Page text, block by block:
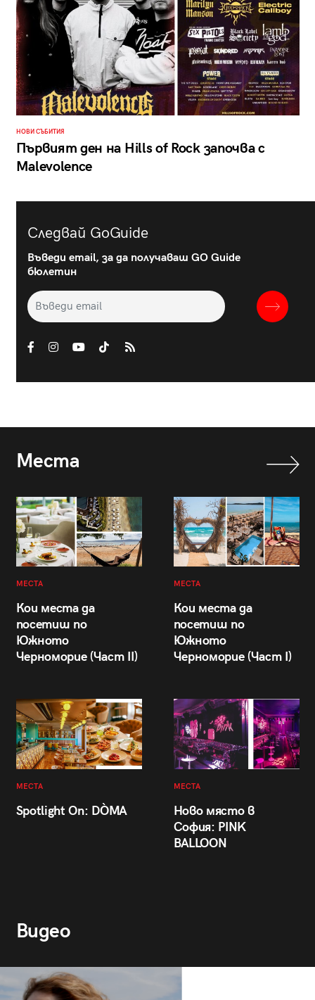
НОВИ СЪБИТИЯ
Първият ден на Hills of Rock започва с
Malevolence
Следвай GoGuide
Въведи email, за да получаваш GO Guide
бюлетин
Места
МЕСТА
Кои места да
посетиш по
Южното
Черноморие (Част II)
МЕСТА
Кои места да
посетиш по
Южното
Черноморие (Част I)
МЕСТА
Spotlight On: DÒMA
МЕСТА
Ново място в
София: PINK
BALLOON
Видео